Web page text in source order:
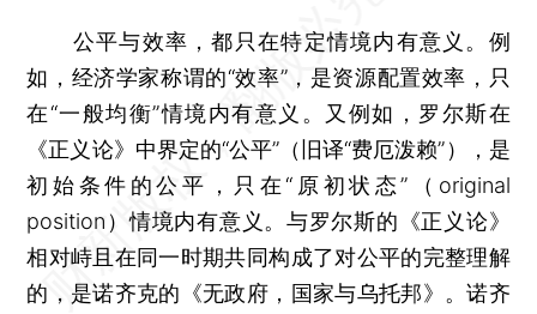
公平与效率，都只在特定情境内有意义。例
如，经济学家称谓的“效率”，是资源配置效率，只
在“一般均衡”情境内有意义。又例如，罗尔斯在
《正义论》中界定的“公平”（旧译“费厄泼赖”），是
初始条件的公平，只在“原初状态”（original
position）情境内有意义。与罗尔斯的《正义论》
相对峙且在同一时期共同构成了对公平的完整理解
的，是诺齐克的《无政府，国家与乌托邦》。诺齐